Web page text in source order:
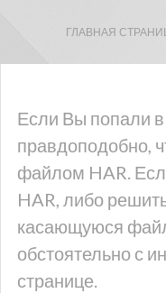
ГЛАВНАЯ
Если Вы попали
правдоподобно,
файлом HAR.
HAR, либо
касающуюся
обстоятельно с
странице.